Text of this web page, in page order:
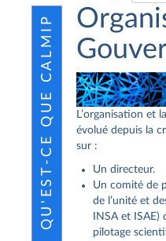
L’organisation et
évolué depuis la
sur :
Un directeur.
Un comité de
de l’unité et
INSA et
pilotage